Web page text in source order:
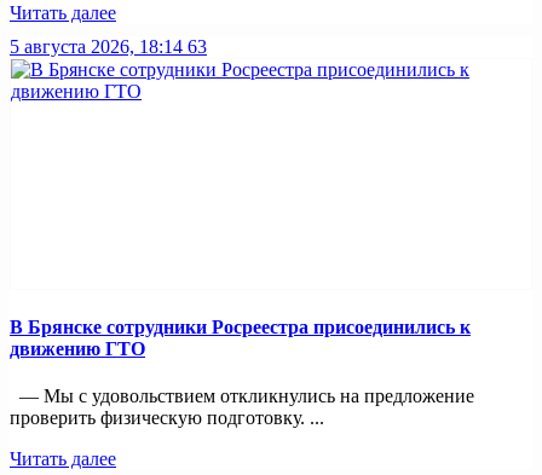
Читать далее
5 августа 2026, 18:14 63
В Брянске сотрудники Росреестра присоединились к
движению ГТО
— Мы с удовольствием откликнулись на предложение
проверить физическую подготовку. ...
Читать далее